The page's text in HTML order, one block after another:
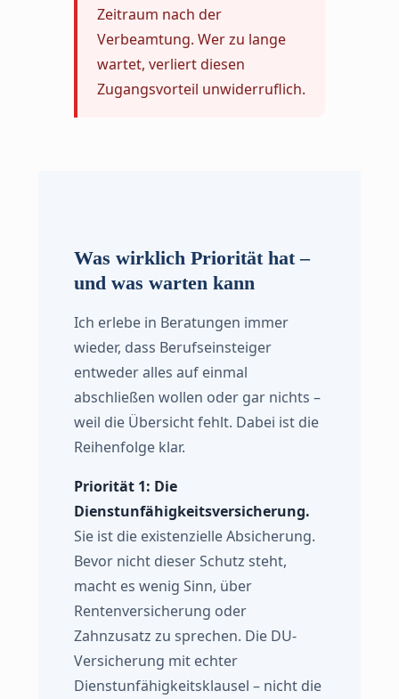
Zeitraum nach der
Verbeamtung. Wer zu lange
wartet, verliert diesen
Zugangsvorteil unwiderruflich.
Was wirklich Priorität hat –
und was warten kann
Ich erlebe in Beratungen immer
wieder, dass Berufseinsteiger
entweder alles auf einmal
abschließen wollen oder gar nichts –
weil die Übersicht fehlt. Dabei ist die
Reihenfolge klar.
Priorität 1: Die
Dienstunfähigkeitsversicherung.
Sie ist die existenzielle Absicherung.
Bevor nicht dieser Schutz steht,
macht es wenig Sinn, über
Rentenversicherung oder
Zahnzusatz zu sprechen. Die DU-
Versicherung mit echter
Dienstunfähigkeitsklausel – nicht die